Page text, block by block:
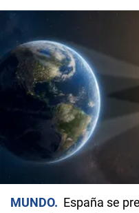
MUNDO España se